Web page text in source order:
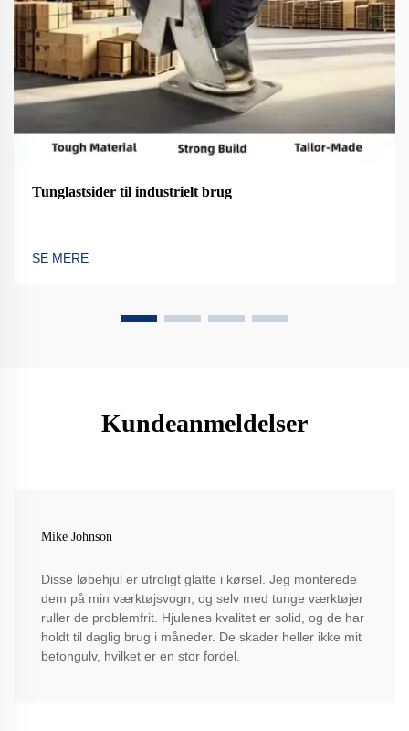
Tunglastsider til industrielt brug
SE MERE
Kundeanmeldelser
Mike Johnson
Disse løbehjul er utroligt glatte i kørsel. Jeg monterede
dem på min værktøjsvogn, og selv med tunge værktøjer
ruller de problemfrit. Hjulenes kvalitet er solid, og de har
holdt til daglig brug i måneder. De skader heller ikke mit
betongulv, hvilket er en stor fordel.